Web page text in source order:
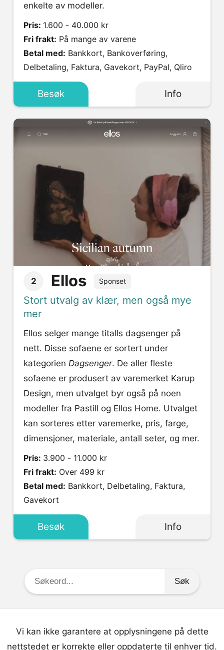
enkelte av modeller.
Pris: 1.600 - 40.000 kr
Fri frakt: På mange av varene
Betal med:
Delbetaling, Faktura, Gavekort, PayPal, Qliro
Besøk Info
2 Ellos Sponset
Stort utvalg av klær, men også mye
mer
Ellos selger mange titalls dagsenger på
nett. Disse sofaene er sortert under
kategorien Dagsenger. De aller fleste
sofaene er produsert av varemerket Karup
Design, men utvalget byr også på noen
modeller fra Pastill og Ellos Home. Utvalget
kan sorteres etter varemerke, pris, farge,
dimensjoner, materiale, antall seter, og mer.
Pris: 3.900 - 11.000 kr
Fri frakt: Over 499 kr
Betal med:
Gavekort
Besøk Info
Søkeord:
Vi kan ikke garantere at opplysningene på dette
nettstedet er korrekte eller oppdaterte til enhver tid.